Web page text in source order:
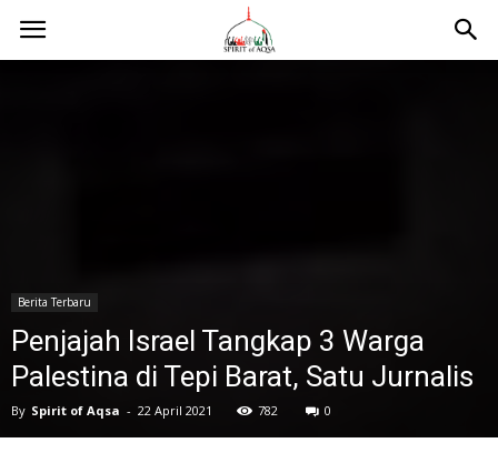
Berita Terbaru
Penjajah Israel Tangkap 3 Warga
Palestina di Tepi Barat, Satu Jurnalis
By Spirit of Aqsa - 22 April 2021 782 0